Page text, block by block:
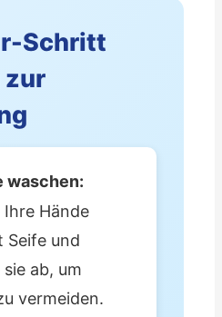
Schritt
zur
waschen:
Ihre Hände
Seife und
ab, um
vermeiden.